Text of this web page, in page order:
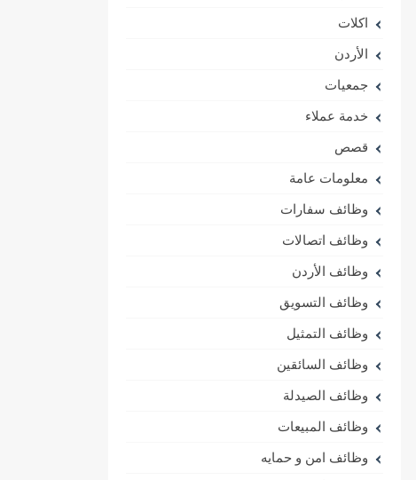
اكلات
الأردن
جمعيات
خدمة عملاء
قصص
معلومات عامة
وظائف سفارات
وظائف اتصالات
وظائف الأردن
وظائف التسويق
وظائف التمثيل
وظائف السائقين
وظائف الصيدلة
وظائف المبيعات
وظائف امن و حمايه